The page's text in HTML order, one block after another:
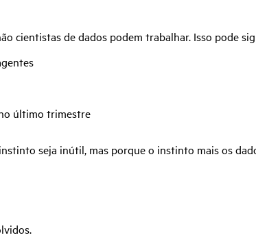
cientistas de dados podem trabalhar. Isso pode
último trimestre
seja inútil, mas porque o instinto mais os